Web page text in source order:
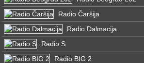
Radio Čaršija
Radio Dalmacija
Radio S
Radio BIG 2